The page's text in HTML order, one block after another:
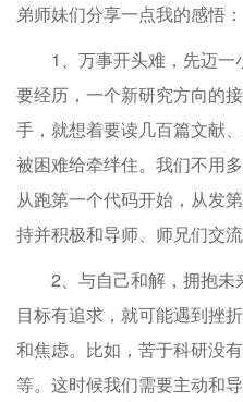
弟师妹们分享一点我的感悟：
1、万事开头难，先迈
要经历，一个新研究方向的
手，就想着要读几百篇文献
被困难给牵绊住。我们不用
从跑第一个代码开始，从发
持并积极和导师、师兄们交
2、与自己和解，拥抱
目标有追求，就可能遇到挫
和焦虑。比如，苦于科研没
等。这时候我们需要主动和